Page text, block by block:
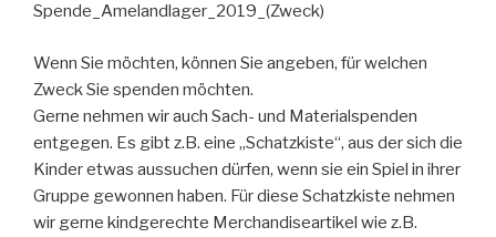
Spende_Amelandlager_2019_(Zweck)
Wenn Sie möchten, können Sie angeben, für welchen
Zweck Sie spenden möchten.
Gerne nehmen wir auch Sach- und Materialspenden
entgegen. Es gibt z.B. eine „Schatzkiste“, aus der sich die
Kinder etwas aussuchen dürfen, wenn sie ein Spiel in ihrer
Gruppe gewonnen haben. Für diese Schatzkiste nehmen
wir gerne kindgerechte Merchandiseartikel wie z.B.